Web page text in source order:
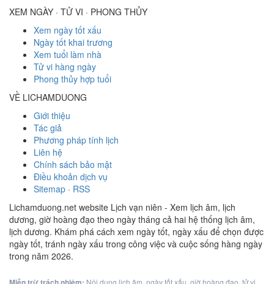
XEM NGÀY · TỬ VI · PHONG THỦY
Xem ngày tốt xấu
Ngày tốt khai trương
Xem tuổi làm nhà
Tử vi hàng ngày
Phong thủy hợp tuổi
VỀ LICHAMDUONG
Giới thiệu
Tác giả
Phương pháp tính lịch
Liên hệ
Chính sách bảo mật
Điều khoản dịch vụ
Sitemap · RSS
Lichamduong.net website Lịch vạn niên - Xem lịch âm, lịch
dương, giờ hoàng đạo theo ngày tháng cả hai hệ thống lịch âm,
lịch dương. Khám phá cách xem ngày tốt, ngày xấu để chọn được
ngày tốt, tránh ngày xấu trong công việc và cuộc sống hàng ngày
trong năm 2026.
Nội dung lịch âm, ngày tốt xấu, giờ hoàng đạo, tử vi